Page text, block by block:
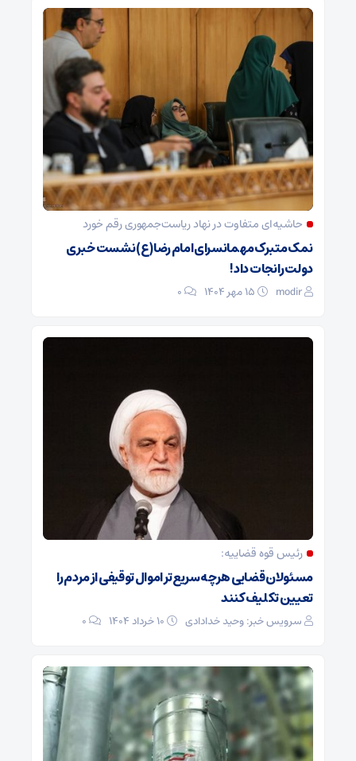
حاشیه‌ای متفاوت در نهاد ریاست‌جمهوری رقم خورد
نمک متبرک مهمانسرای امام رضا(ع) نشست خبری
دولت را نجات داد!
modir
0
رئیس قوه قضاییه:
مسئولان قضایی هرچه سریع‌تر اموال توقیفی از مردم را
تعیین تکلیف کنند
سرویس خبر: وحید خدادادی 0